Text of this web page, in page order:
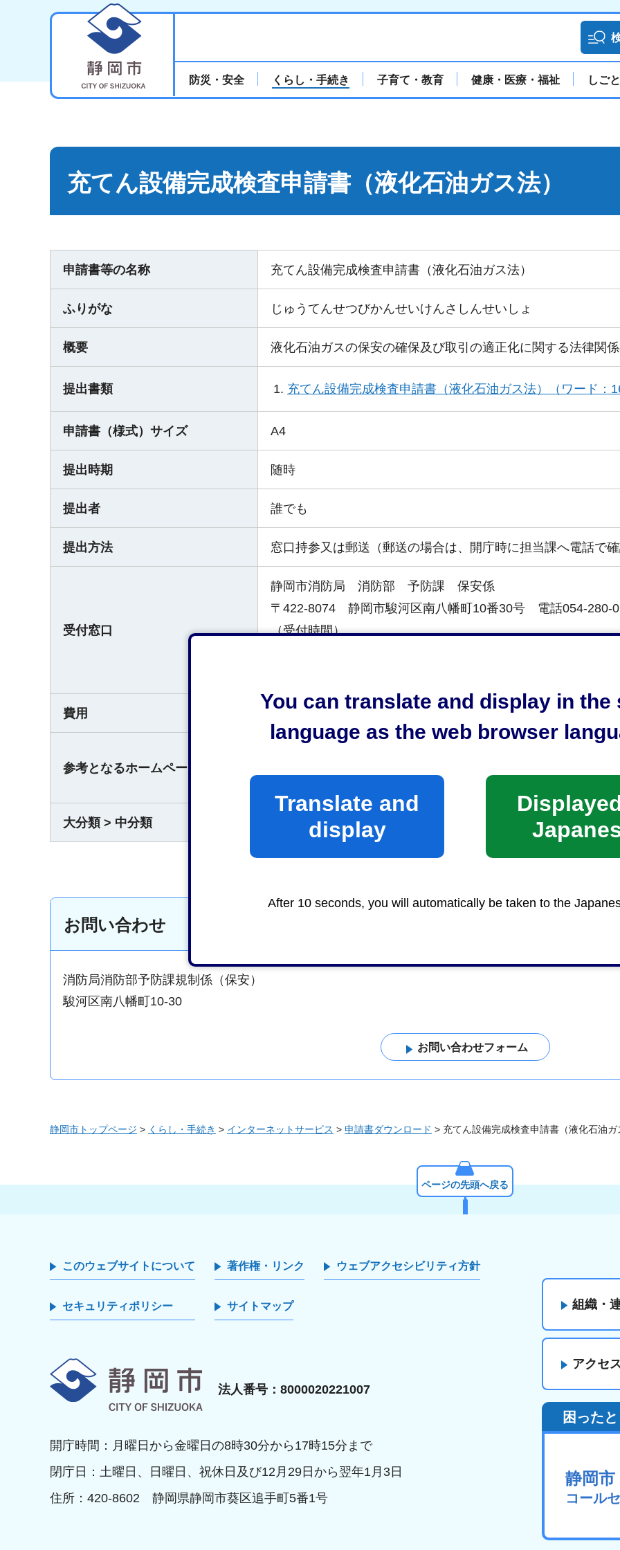
You can translate and display in the
language as the web browser
Translate and
display
After 10 seconds, you will automatically be taken to the
防災・安全 くらし・手続き 子育て・教育 健康・医療・福祉 しご
充てん設備完成検査申請書（液化石油ガス法）
申請書等の名称 充てん設備完成検査申請書（液化石油ガス法）
ふりがな じゅうてんせつびかんせいけんさしんせいしょ
概要 液化石油ガスの保安の確保及び取引の適正化に関する法律関
提出書類 充てん設備完成検査申請書（液化石油ガス法）（ワード：
申請書（様式）サイズ A4
提出時期 随時
提出者 誰でも
提出方法 窓口持参又は郵送（郵送の場合は、開庁時に担当課へ電話で
受付窓口
静岡市消防局 消防部 予防課 保安係
〒422-8074 静岡市駿河区南⼋幡町10番30号 電話054-280-
（受付時間）
費用 内容によって⼿数料が係る場合があります。
参考となるホームページ
静岡県危機管理部消防保安課(外部サイトへリンク)（外部
大分類 > 中分類 消防・防災＞ 消防
お問い合わせ
消防局消防部予防課規制係（保安）
駿河区南八幡町10-30
静岡市トップページ > くらし・手続き > インターネットサービス > 申請書ダウンロード > 充てん設備完成検査申請書（液化石油ガ
ページの先頭へ戻る
このウェブサイトについて 著作権・リンク ウェブアクセシビリティ方針
セキュリティポリシー サイトマップ
法人番号：8000020221007
開庁時間：月曜日から金曜日の8時30分から17時15分まで
閉庁日：土曜日、日曜日、祝休日及び12月29日から翌年1月3日
住所：420-8602 静岡県静岡市葵区追手町5番1号
組織・
アクセ
困った
静岡市
コール